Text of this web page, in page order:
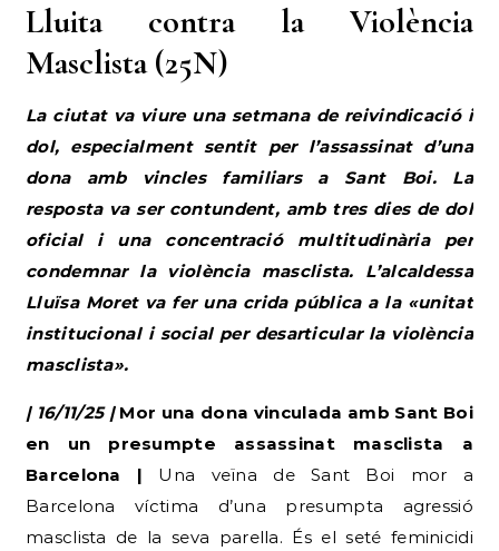
Lluita contra la Violència
Masclista (25N)
La ciutat va viure una setmana de reivindicació i
dol, especialment sentit per l’assassinat d’una
dona amb vincles familiars a Sant Boi. La
resposta va ser contundent, amb tres dies de dol
oficial i una concentració multitudinària per
condemnar la violència masclista. L’alcaldessa
Lluïsa Moret va fer una crida pública a la «unitat
institucional i social per desarticular la violència
masclista».
| 16/11/25 |Mor una dona vinculada amb Sant Boi
en un presumpte assassinat masclista a
Barcelona | Una veïna de Sant Boi mor a
Barcelona víctima d’una presumpta agressió
masclista de la seva parella. És el seté feminicidi